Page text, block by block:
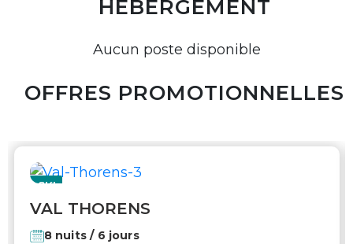
HÉBERGEMENT
Aucun poste disponible
OFFRES PROMOTIONNELLES
SKI
VAL THORENS
8 nuits / 6 jours